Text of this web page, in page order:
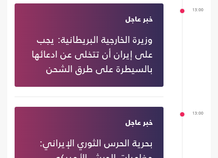
13:00
خبر عاجل
وزيرة الخارجية البريطانية: يجب
على إيران أن تتخلى عن ادعائها
بالسيطرة على طرق الشحن
13:00
خبر عاجل
بحرية الحرس الثوري الإيراني: